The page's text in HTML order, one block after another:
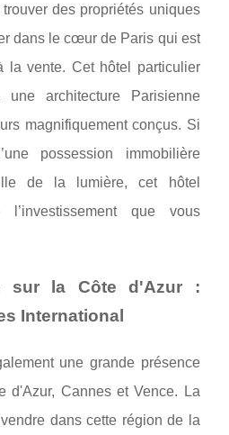
des propriétés uniques
dans le cœur de Paris qui est
la vente. Cet hôtel particulier
architecture Parisienne
magnifiquement conçus. Si
possession immobilière
de la lumière, cet hôtel
que vous
sur la Côte d'Azur :
International
une grande présence
d'Azur, Cannes et Vence. La
dans cette région de la